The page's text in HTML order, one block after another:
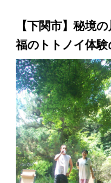
からミネラルを取
にリフレッシュし
げる、周遊クルージ
【下関市】秘境
福のトトノイ体